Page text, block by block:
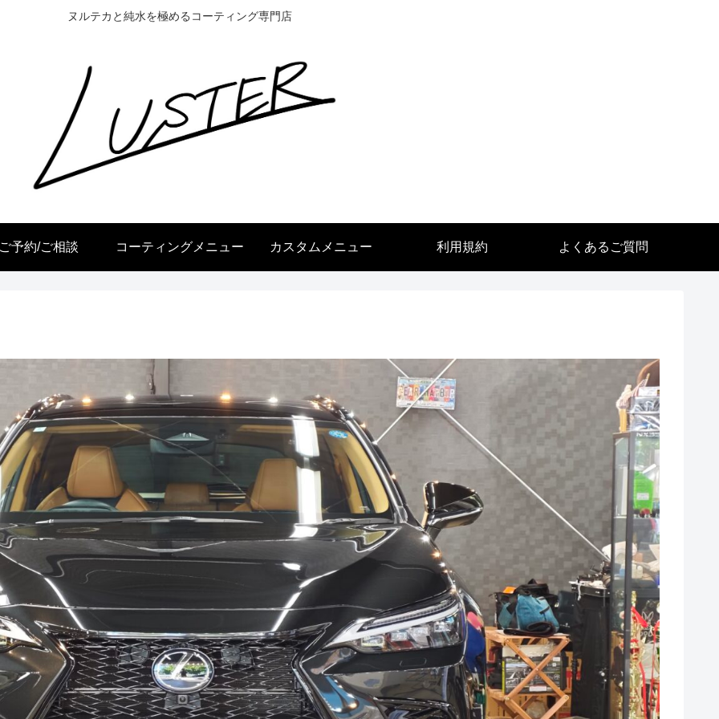
ヌルテカと純水を極めるコーティング専門店
予約/ご相談 コーティングメニュー カスタムメニュー 利用規約 よくあるご質問